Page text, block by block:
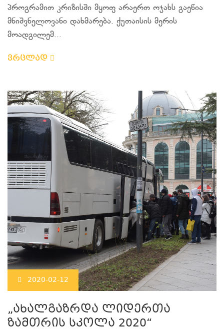
პროგრამით კრიზისში მყოფ არაერთ ოჯახს გაეწია
მნიშვნელოვანი დახმარება. ქუთაისის მერის
მოადგილემ...
ვრცლად
2020-02-12
„ახალგაზრდა ლიდერთა
ზამთრის სკოლა 2020“